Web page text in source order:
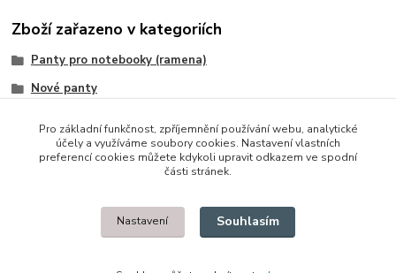
Zboží zařazeno v kategoriích
Panty pro notebooky (ramena)
Nové panty
© 2014 - 2025 Díly pro notebooky
Upravit sběr cookies.
Pro základní funkčnost, zpříjemnění používání webu, analytické
účely a využíváme soubory cookies. Nastavení vlastních
preferencí cookies můžete kdykoli upravit odkazem ve spodní
části stránek.
Nastavení Souhlasím